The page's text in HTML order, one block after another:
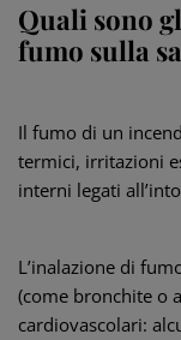
Quali sono
fumo sulla
Il fumo di un
termici, irritazioni
interni legati
L’inalazione di
(come bronchite o
cardiovascolari: